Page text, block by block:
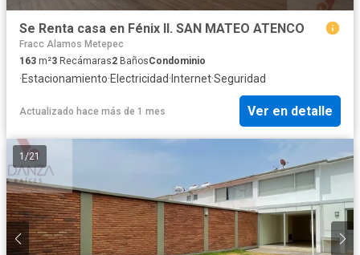
Se Renta casa en Fénix II. SAN MATEO ATENCO
Fracc Alamos Metepec
163 m²3 Recámaras2 BañosCondominio
·Estacionamiento·Electricidad· Internet·Seguridad
Actualizado hace más de 1 mes Ver en detalle
1/21